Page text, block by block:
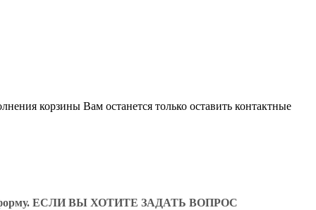
корзины Вам останется только оставить контактные
форму. ЕСЛИ ВЫ ХОТИТЕ ЗАДАТЬ ВОПРОС